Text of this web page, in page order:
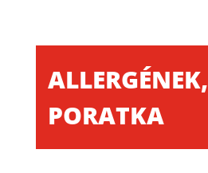
ALLERGÉNEK,
PORATKA